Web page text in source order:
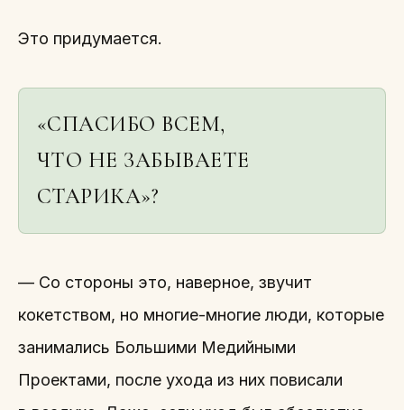
Это придумается.
«СПАСИБО ВСЕМ,
ЧТО НЕ ЗАБЫВАЕТЕ
СТАРИКА»?
— Со стороны это, наверное, звучит
кокетством, но многие-многие люди, которые
занимались Большими Медийными
Проектами, после ухода из них повисали